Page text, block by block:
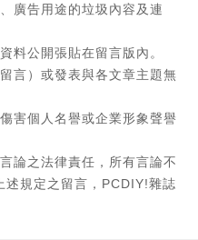
廣告用途的垃圾內容及連
料公開張貼在留言版內。
言）或發表與各文章主題無
害個人名譽或企業形象聲譽
論之法律責任，所有言論不
規定之留言，PCDIY!雜誌